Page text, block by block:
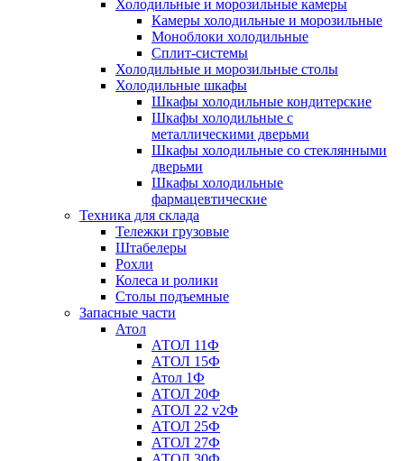
Холодильные и морозильные камеры
Камеры холодильные и морозильные
Моноблоки холодильные
Сплит-системы
Холодильные и морозильные столы
Холодильные шкафы
Шкафы холодильные кондитерские
Шкафы холодильные с
металлическими дверьми
Шкафы холодильные со стеклянными
дверьми
Шкафы холодильные
фармацевтические
Техника для склада
Тележки грузовые
Штабелеры
Рохли
Колеса и ролики
Столы подъемные
Запасные части
Атол
АТОЛ 11Ф
АТОЛ 15Ф
Атол 1Ф
АТОЛ 20Ф
АТОЛ 22 v2Ф
АТОЛ 25Ф
АТОЛ 27Ф